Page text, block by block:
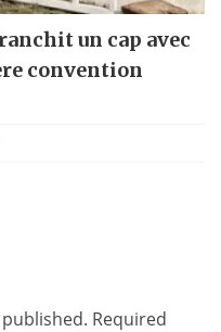
un cap avec
convention
Required